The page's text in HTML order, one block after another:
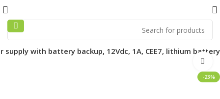
supply with battery backup, 12Vdc, 1A, CEE7, lithium battery
-23%